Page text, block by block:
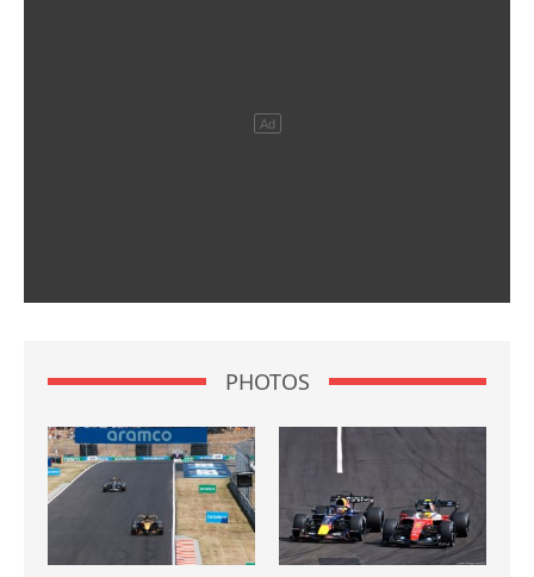
PHOTOS